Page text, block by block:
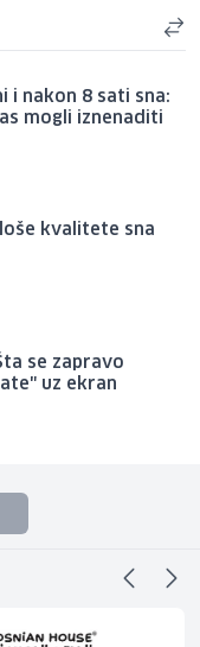
i nakon 8 sati sna:
mogli iznenaditi
kvalitete sna
se zapravo
uz ekran